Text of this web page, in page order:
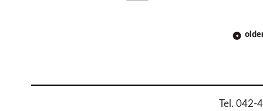
Tel. 042-